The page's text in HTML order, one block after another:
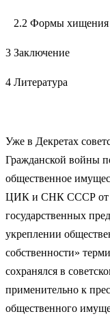
2.2 Формы
3
4
Уже в Декретах
Гражданской войны
общественное
ЦИК и СНК СССР от 7
государственных
укреплении
собственности»
сохранялся в
применительно к
общественного